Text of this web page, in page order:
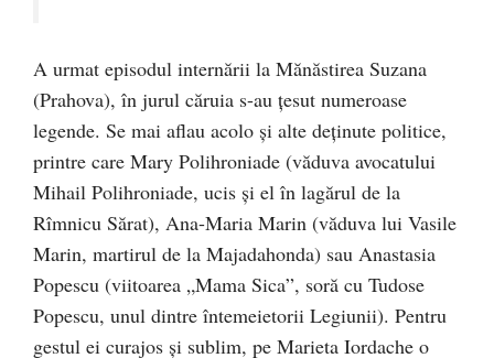
A urmat episodul internării la Mănăstirea Suzana
(Prahova), în jurul căruia s-au ţesut numeroase
legende. Se mai aflau acolo şi alte deţinute politice,
printre care Mary Polihroniade (văduva avocatului
Mihail Polihroniade, ucis şi el în lagărul de la
Rîmnicu Sărat), Ana-Maria Marin (văduva lui Vasile
Marin, martirul de la Majadahonda) sau Anastasia
Popescu (viitoarea „Mama Sica”, soră cu Tudose
Popescu, unul dintre întemeietorii Legiunii). Pentru
gestul ei curajos şi sublim, pe Marieta Iordache o